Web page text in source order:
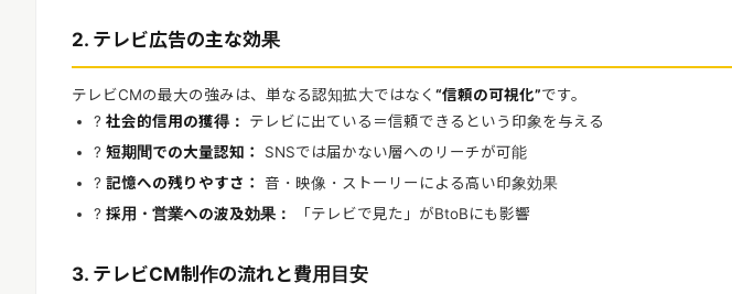
2. テレビ広告の主な効果
テレビCMの最大の強みは、単なる認知拡大ではなく “信頼の可視化”です。
? 社会的信用の獲得：
テレビに出ている＝信頼できるという印象を与える
? 短期間での大量認知：
SNSでは届かない層へのリーチが可能
? 記憶への残りやすさ：
音・映像・ストーリーによる高い印象効果
? 採用・営業への波及効果： 「テレビで見た」がBtoBにも影響
3. テレビCM制作の流れと費用目安